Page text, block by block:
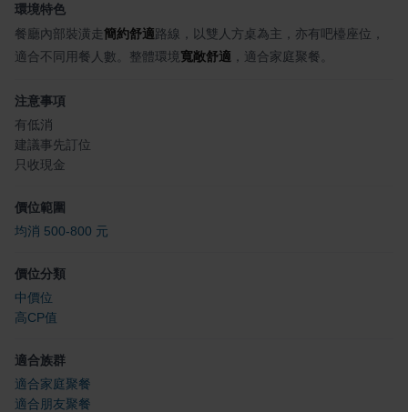
環境特色
餐廳內部裝潢走簡約舒適路線，以雙人方桌為主，亦有吧檯座位，
適合不同用餐人數。整體環境寬敞舒適 ，適合家庭聚餐。
注意事項
有低消
建議事先訂位
只收現金
價位範圍
均消 500-800 元
價位分類
中價位
高CP值
適合族群
適合家庭聚餐
適合朋友聚餐